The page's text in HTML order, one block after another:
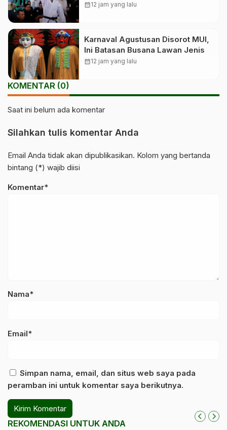
calendar_month12 jam yang lalu
Karnaval Agustusan Disorot MUI,
Ini Batasan Busana Lawan Jenis
calendar_month12 jam yang lalu
KOMENTAR (0)
Saat ini belum ada komentar
Silahkan tulis komentar Anda
Email Anda tidak akan dipublikasikan. Kolom yang bertanda
bintang (*) wajib diisi
Komentar*
Nama*
Email*
Simpan nama, email, dan situs web saya pada
peramban ini untuk komentar saya berikutnya.
REKOMENDASI UNTUK ANDA